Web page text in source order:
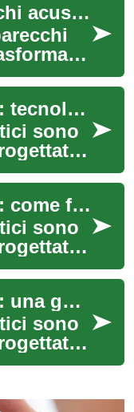
Tutto sugli apparecchi acustici: guida pratica e moderna
con la
guida
Apparecchi acustici: tecnologia avanzata per migliorare l'udito
sono
con
Apparecchi acustici: come funzionano e quali benefici offrono
sono
nelle
di
Apparecchi acustici: una guida completa alla tecnologia per l'udito
sono
delle